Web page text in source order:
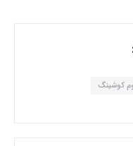
کوشینگ